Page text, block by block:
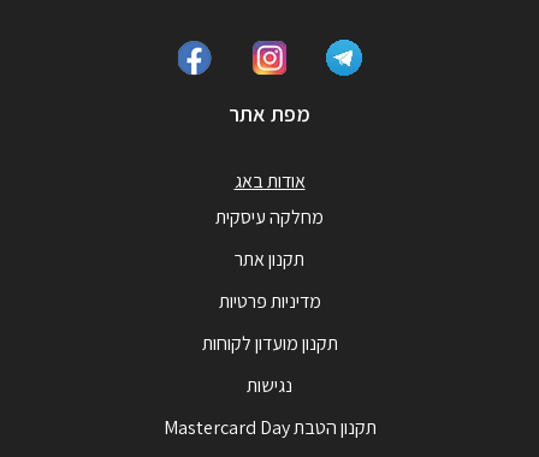
מפת אתר
אודות באג
מחלקה עיסקית
תקנון אתר
מדיניות פרטיות
תקנון מועדון לקוחות
נגישות
תקנון הטבת Mastercard Day